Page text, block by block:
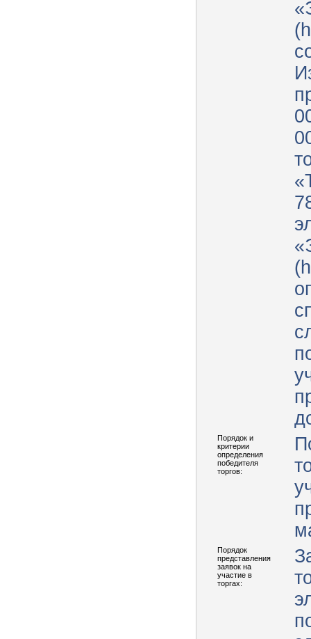
Порядок и
критерии
определения
победителя
торгов:
Порядок
представления
заявок на
участие в
торгах: